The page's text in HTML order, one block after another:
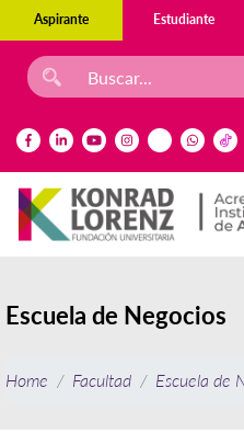
Aspirante Estudiante
Escuela de Negocios
Home Facultad Escuela de